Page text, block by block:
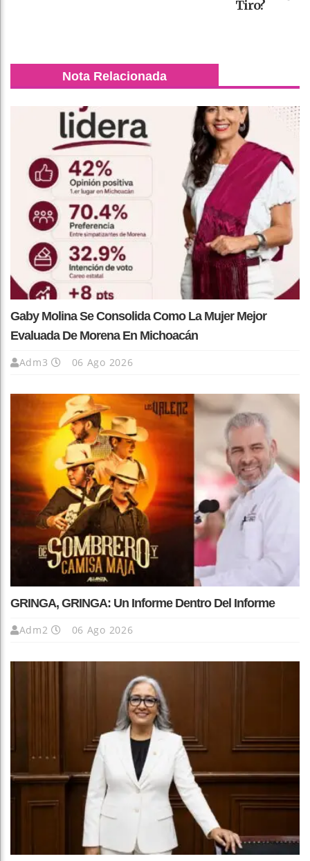
Tiro?
Nota Relacionada
Gaby Molina Se Consolida Como La Mujer Mejor
Evaluada De Morena En Michoacán
Adm3 06 Ago 2026
GRINGA, GRINGA: Un Informe Dentro Del Informe
Adm2 06 Ago 2026